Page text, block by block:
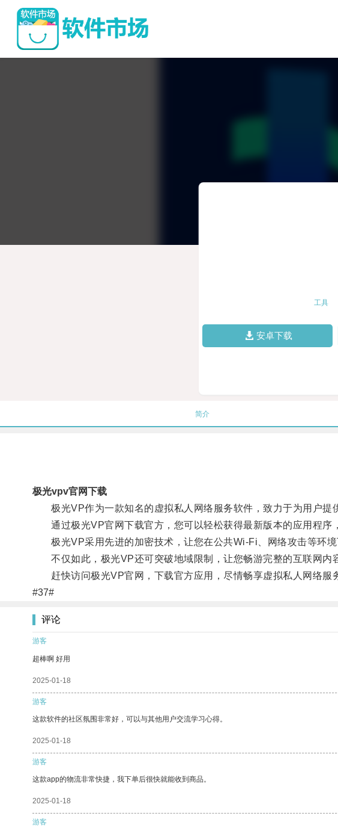
工具
安卓下载
简介
极光vpv官网下载
极光VP作为一款知名的虚拟私人网络服务软件，致力于为用户提
通过极光VP官网下载官方，您可以轻松获得最新版本的应用程序
极光VP采用先进的加密技术，让您在公共Wi-Fi、网络攻击等环境
不仅如此，极光VP还可突破地域限制，让您畅游完整的互联网内
赶快访问极光VP官网，下载官方应用，尽情畅享虚拟私人网络服
#37#
评论
游客
超棒啊 好用
2025-01-18
游客
这款软件的社区氛围非常好，可以与其他用户交流学习心得。
2025-01-18
游客
这款app的物流非常快捷，我下单后很快就能收到商品。
2025-01-18
游客